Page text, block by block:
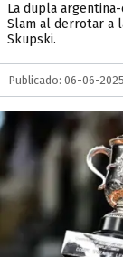
La dupla
Slam al derrotar a
Skupski.
Publicado: 06-06-